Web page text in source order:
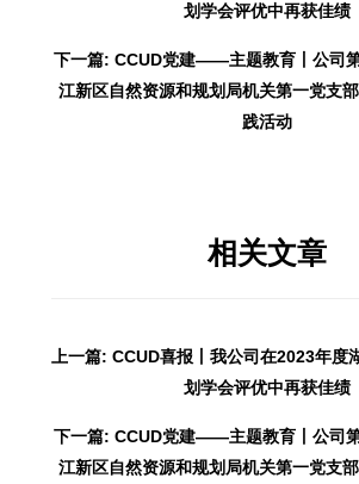
划学会评优中再获佳绩
下一篇: CCUD党建——主题教育丨公司
江新区自然资源和规划局机关第一党支
践活动
相关文章
上一篇: CCUD喜报丨我公司在2023年度
划学会评优中再获佳绩
下一篇: CCUD党建——主题教育丨公司
江新区自然资源和规划局机关第一党支